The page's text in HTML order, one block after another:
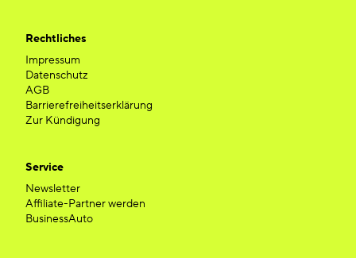
Rechtliches
Impressum
Datenschutz
AGB
Barrierefreiheitserklärung
Zur Kündigung
Service
Newsletter
Affiliate-Partner werden
BusinessAuto